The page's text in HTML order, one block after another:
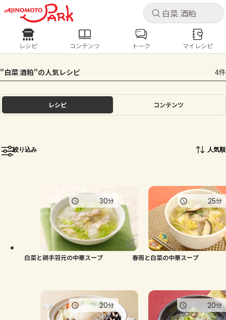
キャ
ログインするとレシピを保存できます
ログイン
ホーム
トーク
よくあるお問い合わせ
お買い物
キャ
レシピ コンテンツ
人気の食材・レシピ
きゅうり なす トマト とうもろこし
ピーマン
レシピ コンテンツ トーク マイレシピ
"白菜 酒粕"の人気レシピ 4件
レシピ コンテンツ
絞り込み 人気順
白菜と鶏手羽元の中華スープ
30分
春雨と白菜の中華スープ
25分
20分 20分